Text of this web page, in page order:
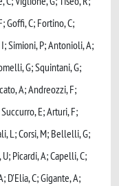
Goffi, C; Fortino, C;
Simioni, P; Antonioli, A;
G; Squintani, G;
A; Andreozzi, F;
E; Arturi, F;
L; Corsi, M; Bellelli, G;
Picardi, A; Capelli, C;
D'Elia, C; Gigante, A;